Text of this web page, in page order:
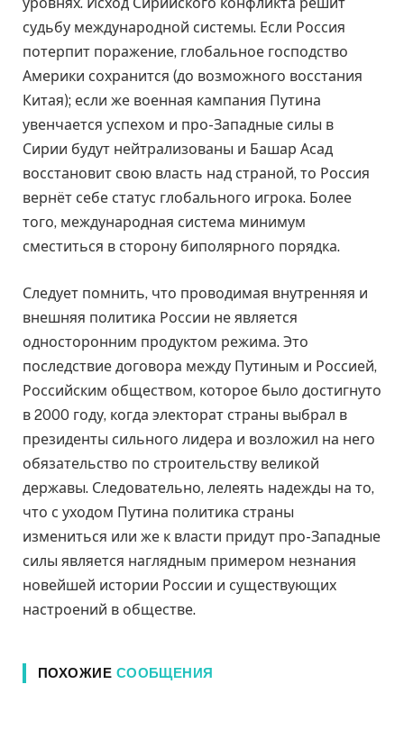
судьбу международной системы. Если Россия
потерпит поражение, глобальное господство
Америки сохранится (до возможного восстания
Китая); если же военная кампания Путина
увенчается успехом и про-Западные силы в
Сирии будут нейтрализованы и Башар Асад
восстановит свою власть над страной, то Россия
вернёт себе статус глобального игрока. Более
того, международная система минимум
сместиться в сторону биполярного порядка.
Следует помнить, что проводимая внутренняя и
внешняя политика России не является
односторонним продуктом режима. Это
последствие договора между Путиным и Россией,
Российским обществом, которое было достигнуто
в 2000 году, когда электорат страны выбрал в
президенты сильного лидера и возложил на него
обязательство по строительству великой
державы. Следовательно, лелеять надежды на то,
что с уходом Путина политика страны
измениться или же к власти придут про-Западные
силы является наглядным примером незнания
новейшей истории России и существующих
настроений в обществе.
ПОХОЖИЕ СООБЩЕНИЯ